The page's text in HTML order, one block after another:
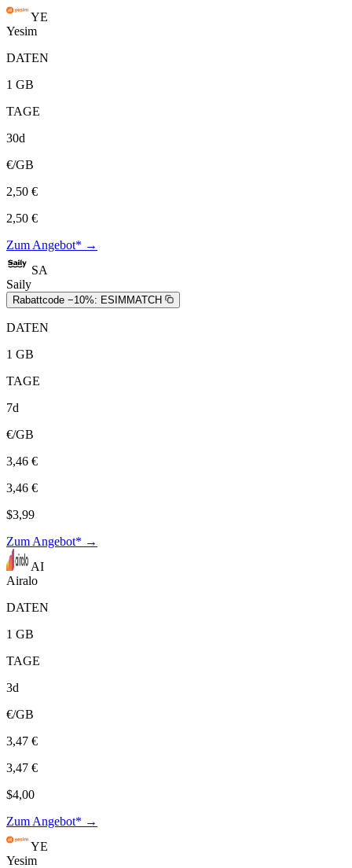
YE
Yesim
DATEN
1 GB
TAGE
30d
€/GB
2,50 €
2,50 €
Zum Angebot* →
SA
Saily
Rabattcode −10%: ESIMMATCH
DATEN
1 GB
TAGE
7d
€/GB
3,46 €
3,46 €
$3,99
Zum Angebot* →
AI
Airalo
DATEN
1 GB
TAGE
3d
€/GB
3,47 €
3,47 €
$4,00
Zum Angebot* →
YE
Yesim